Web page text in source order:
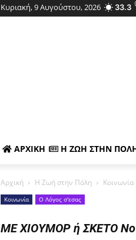
Κυριακή, 9 Αυγούστου, 2026 33.3
ΑΡΧΙΚΉ Η ΖΩΉ ΣΤΗΝ
Αρχική Η Ζωή στην Πόλη Κοινωνία
Κοινωνία Ο Λόγος σ'εσας
ΜΕ ΧΙΟΥΜΟΡ ή ΣΚΕΤΟ Νο